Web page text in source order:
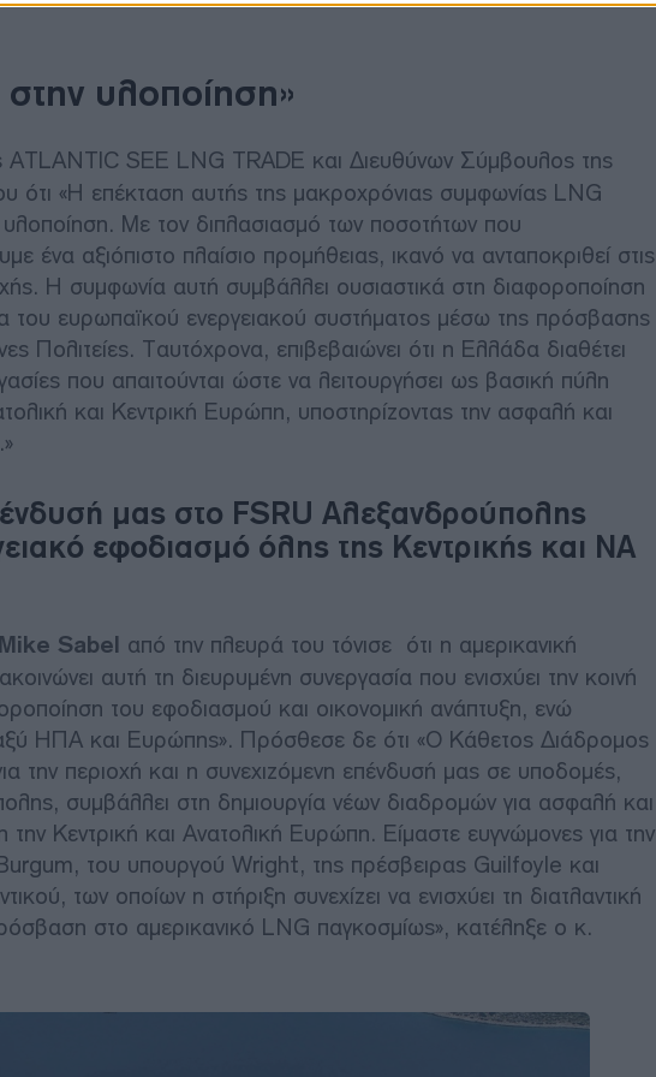
υλοποίηση»
SEE LNG TRADE και Διευθύνων Σύμβουλος της
«Η επέκταση αυτής της μακροχρόνιας συμφωνίας LNG
Με τον διπλασιασμό των ποσοτήτων που
ένα αξιόπιστο πλαίσιο προμήθειας, ικανό να ανταποκριθεί στις
Η συμφωνία αυτή συμβάλλει ουσιαστικά στη διαφοροποίηση
του ευρωπαϊκού ενεργειακού συστήματος μέσω της πρόσβασης
Πολιτείες. Ταυτόχρονα, επιβεβαιώνει ότι η Ελλάδα διαθέτει
που απαιτούνται ώστε να λειτουργήσει ως βασική πύλη
και Κεντρική Ευρώπη, υποστηρίζοντας την ασφαλή και
μας στο FSRU Αλεξανδρούπολης
εφοδιασμό όλης της Κεντρικής και ΝΑ
Mike Sabel από την πλευρά του τόνισε ότι η αμερικανική
αυτή τη διευρυμένη συνεργασία που ενισχύει την κοινή
του εφοδιασμού και οικονομική ανάπτυξη, ενώ
ΗΠΑ και Ευρώπης». Πρόσθεσε δε ότι «Ο Κάθετος Διάδρομος
την περιοχή και η συνεχιζόμενη επένδυσή μας σε υποδομές,
συμβάλλει στη δημιουργία νέων διαδρομών για ασφαλή και
Κεντρική και Ανατολική Ευρώπη. Είμαστε ευγνώμονες για την
του υπουργού Wright, της πρέσβειρας Guilfoyle και
των οποίων η στήριξη συνεχίζει να ενισχύει τη διατλαντική
στο αμερικανικό LNG παγκοσμίως», κατέληξε ο κ.